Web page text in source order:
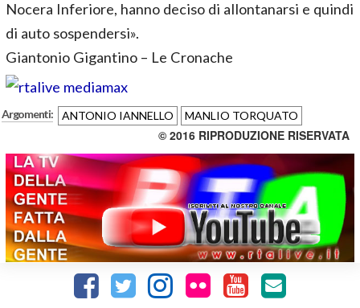
Nocera Inferiore, hanno deciso di allontanarsi e quindi
di auto sospendersi».
Giantonio Gigantino – Le Cronache
Argomenti: ANTONIO IANNELLO MANLIO TORQUATO
© 2016 RIPRODUZIONE RISERVATA